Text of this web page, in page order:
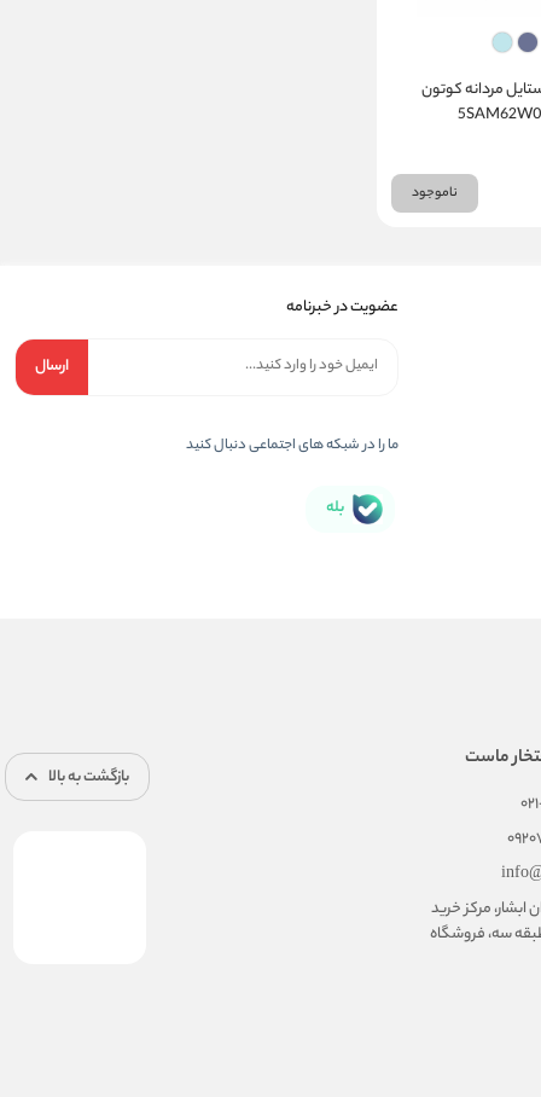
مردانه کوتون
ناموجود
عضویت در خبرنامه
ارسال
ما را در شبکه های اجتماعی دنبال کنید
بله
ماست
مرکز خرید
سه، فروشگاه
بازگشت به بالا